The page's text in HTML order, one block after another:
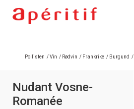
Pollisten /Vin / Rødvin / Frankrike / Burgund /
Nudant Vosne-
Romanée